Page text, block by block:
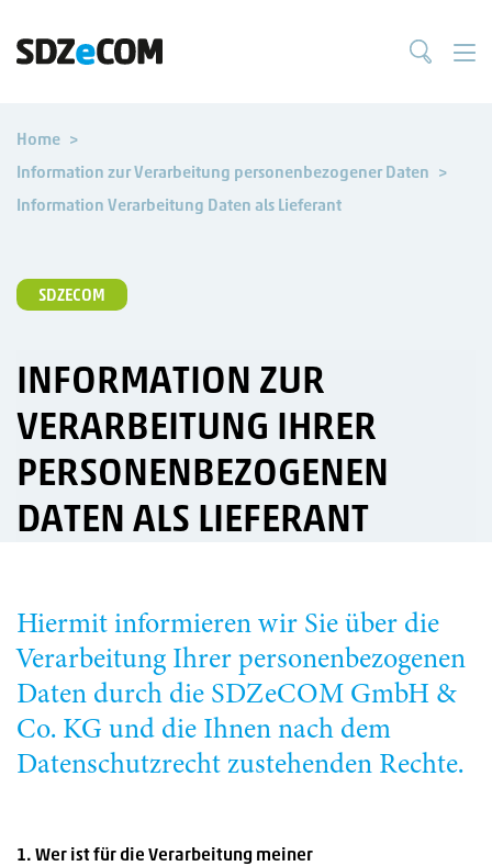
Home
Information zur Verarbeitung personenbezogener Daten
Information Verarbeitung Daten als Lieferant
SDZECOM
INFORMATION ZUR
VERARBEITUNG IHRER
PERSONENBEZOGENEN
DATEN ALS LIEFERANT
Hiermit informieren wir Sie über die
Verarbeitung Ihrer personenbezogenen
Daten durch die SDZeCOM GmbH &
Co. KG und die Ihnen nach dem
Datenschutzrecht zustehenden Rechte.
1. Wer ist für die Verarbeitung meiner